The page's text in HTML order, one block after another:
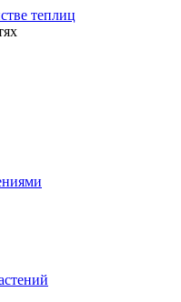
теплиц